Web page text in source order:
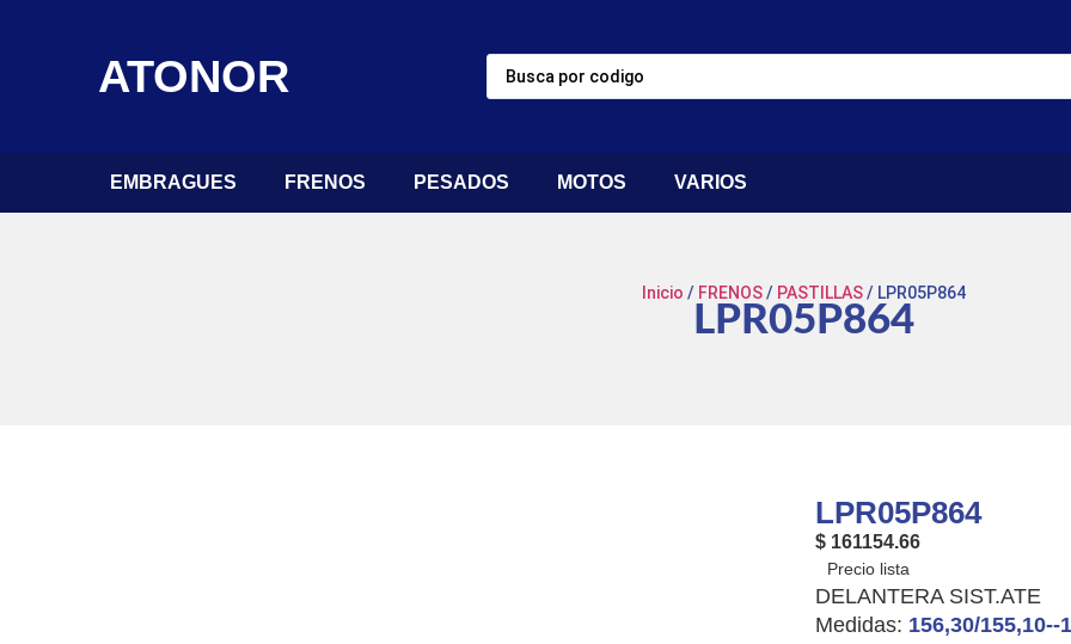
ATONOR
EMBRAGUES FRENOS PESADOS MOTOS VARIOS
Inicio / FRENOS/ PASTILLAS/ LPR05P864
LPR05P864
LPR05P864
$ 161154.66
DELANTERA SIST.ATE
Medidas: 156,30/155,10--